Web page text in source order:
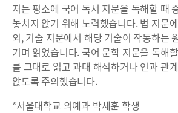
저는 평소에 국어 독서 지문을 독해할 때
놓치지 않기 위해 노력했습니다. 법 지문
외, 기술 지문에서 해당 기술이 작동하는
기며 읽었습니다. 국어 문학 지문을 독해
를 그대로 읽고 과대 해석하거나 인과 관
않도록 주의했습니다.
*서울대학교 의예과 박세훈 학생